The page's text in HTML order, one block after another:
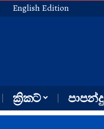
English Edition
ක්‍රිකට් පාපන්දු